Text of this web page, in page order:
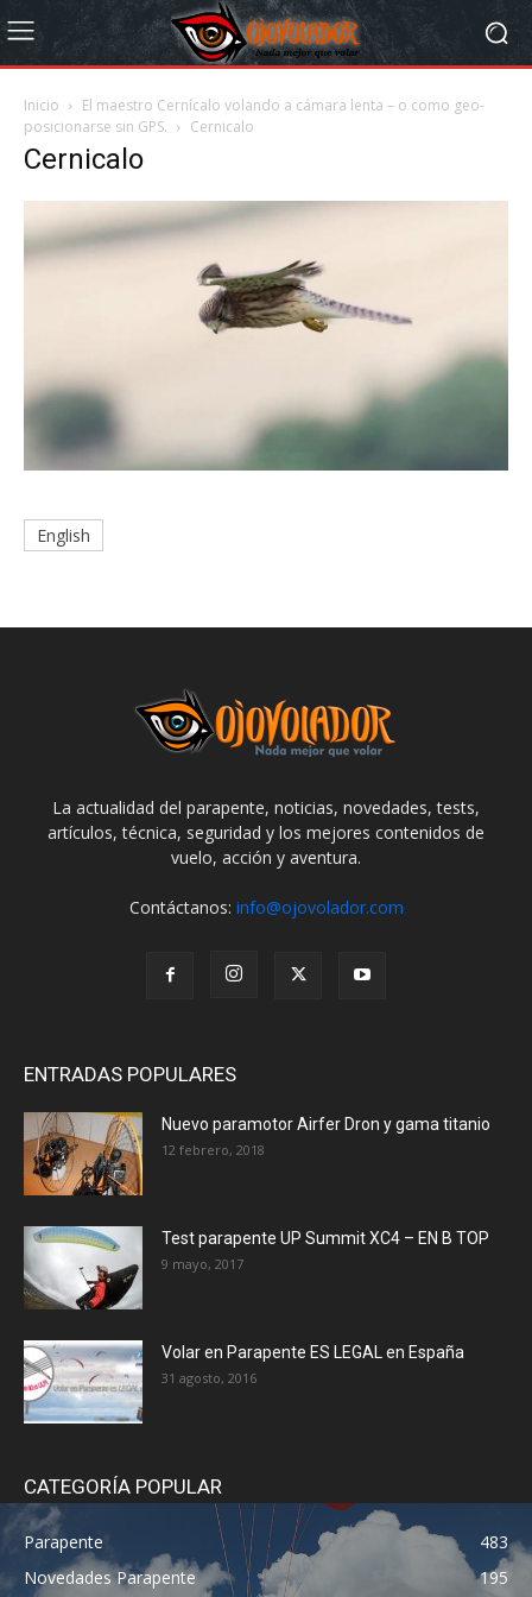
Inicio
El maestro Cernícalo volando a cámara lenta – o como geo-
posicionarse sin GPS.
Cernicalo
Cernicalo
English
La actualidad del parapente, noticias, novedades, tests,
artículos, técnica, seguridad y los mejores contenidos de
vuelo, acción y aventura.
Contáctanos: info@ojovolador.com
ENTRADAS POPULARES
Nuevo paramotor Airfer Dron y gama titanio
12 febrero, 2018
Test parapente UP Summit XC4 – EN B TOP
9 mayo, 2017
Volar en Parapente ES LEGAL en España
31 agosto, 2016
CATEGORÍA POPULAR
Parapente
483
Novedades Parapente
195